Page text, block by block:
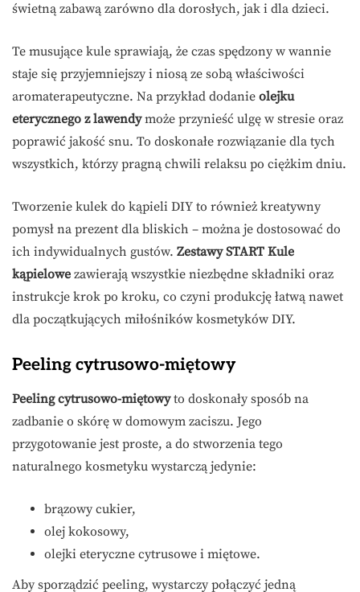
świetną zabawą zarówno dla dorosłych, jak i dla dzieci.
Te musujące kule sprawiają, że czas spędzony w wannie
staje się przyjemniejszy i niosą ze sobą właściwości
aromaterapeutyczne. Na przykład dodanie olejku
eterycznego z lawendymoże przynieść ulgę w stresie oraz
poprawić jakość snu. To doskonałe rozwiązanie dla tych
wszystkich, którzy pragną chwili relaksu po ciężkim dniu.
Tworzenie kulek do kąpieli DIY to również kreatywny
pomysł na prezent dla bliskich – można je dostosować do
ich indywidualnych gustów. Zestawy START Kule
kąpielowe zawierają wszystkie niezbędne składniki oraz
instrukcje krok po kroku, co czyni produkcję łatwą nawet
dla początkujących miłośników kosmetyków DIY.
Peeling cytrusowo-miętowy
Peeling cytrusowo-miętowyto doskonały sposób na
zadbanie o skórę w domowym zaciszu. Jego
przygotowanie jest proste, a do stworzenia tego
naturalnego kosmetyku wystarczą jedynie:
brązowy cukier,
olej kokosowy,
olejki eteryczne cytrusowe i miętowe.
Aby sporządzić peeling, wystarczy połączyć jedną